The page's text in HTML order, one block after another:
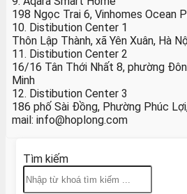
198 Ngọc Trai 6, Vinhomes Ocean
10. Distibution Center 1
Thôn Lập Thành, xã Yên Xuân, Hà
11. Distibution Center 2
16/16 Tân Thới Nhất 8, phường
Minh
12. Distibution Center 3
186 phố Sài Đồng, Phường Phúc
mail: info@hoplong.com
Tìm kiếm